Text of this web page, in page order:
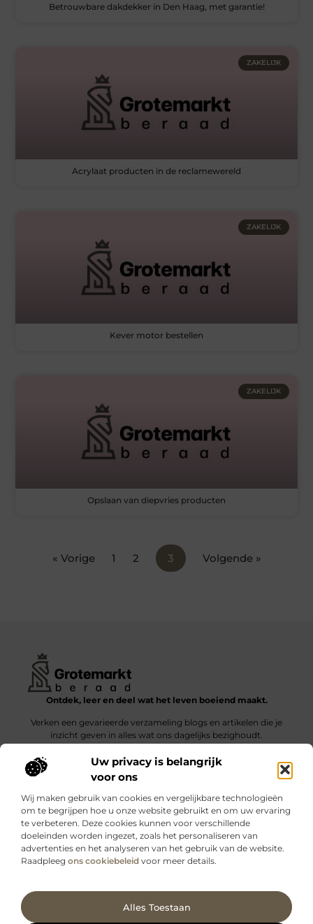
Uw privacy is belangrijk
voor ons
Wij maken gebruik van cookies en vergelijkbare technologieën
om te begrijpen hoe u onze website gebruikt en om uw ervaring
te verbeteren. Deze cookies kunnen voor verschillende
doeleinden worden ingezet, zoals het personaliseren van
advertenties en het analyseren van het gebruik van de website.
Raadpleeg ons cookiebeleid voor meer details.
Alles Toestaan Ga Naar
Betrouwbare dakdekker in Den Haag, met garantie!
ZAKELIJK
Acrylaat producten in de reclamewereld
ZAKELIJK
Kever motor bestellen
ZAKELIJK
Opslaan van diepvries producten
« Vorige 1 2 3 Volgende »
Ontdek, leer en deel wat het leven boeiend maakt.
Verken een gevarieerde verzameling blogs en artikelen die je
inzicht geven in alles wat ons dagelijks bezighoudt.
Bericht categorie
Onze informatie
Cookiebeleid (EU)